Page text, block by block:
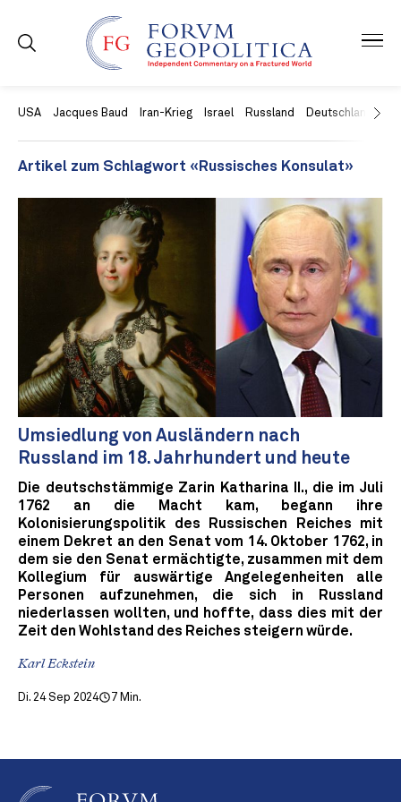
USA Jacques Baud Iran-Krieg Israel Russland Deutschland
Artikel zum Schlagwort «Russisches Konsulat»
Umsiedlung von Ausländern nach
Russland im 18. Jahrhundert und heute
Die deutschstämmige Zarin Katharina II., die im Juli
1762 an die Macht kam, begann ihre
Kolonisierungspolitik des Russischen Reiches mit
einem Dekret an den Senat vom 14. Oktober 1762, in
dem sie den Senat ermächtigte, zusammen mit dem
Kollegium für auswärtige Angelegenheiten alle
Personen aufzunehmen, die sich in Russland
niederlassen wollten, und hoffte, dass dies mit der
Zeit den Wohlstand des Reiches steigern würde.
Karl Eckstein
Di. 24 Sep 2024 7 Min.